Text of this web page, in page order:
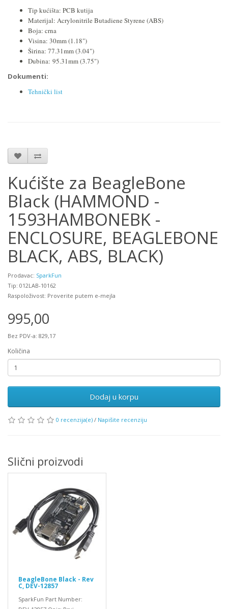
Tip kućišta: PCB kutija
Materijal: Acrylonitrile Butadiene Styrene (ABS)
Boja: crna
Visina: 30mm (1.18")
Širina: 77.31mm (3.04")
Dubina: 95.31mm (3.75")
Dokumenti:
Tehnički list
Kućište za BeagleBone
Black (HAMMOND -
1593HAMBONEBK -
ENCLOSURE, BEAGLEBONE
BLACK, ABS, BLACK)
Prodavac: SparkFun
Tip: 012LAB-10162
Raspoloživost: Proverite putem e-mejla
995,00
Bez PDV-a: 829,17
Količina
Dodaj u korpu
0 recenzija(e) / Napišite recenziju
Slični proizvodi
BeagleBone Black - Rev
C, DEV-12857
SparkFun Part Number: